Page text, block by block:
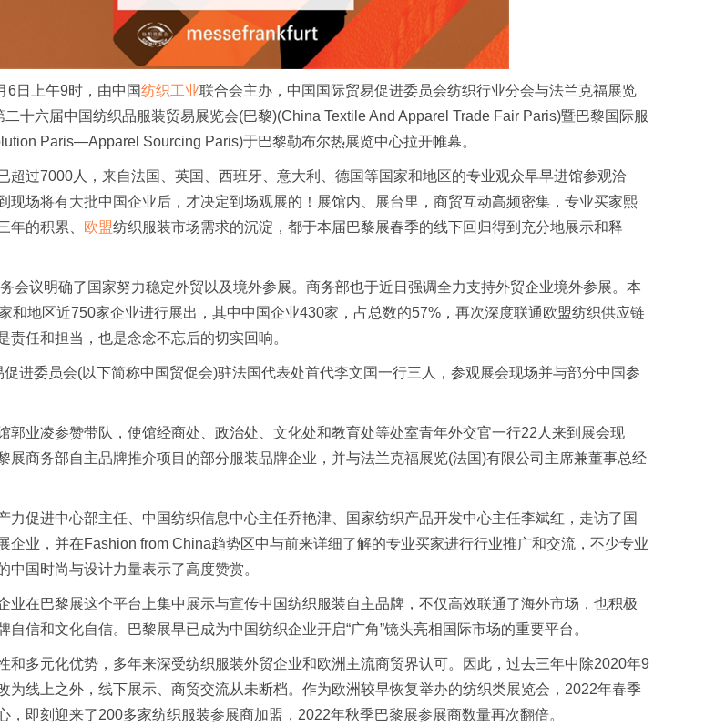
上午9时，由中国纺织工业联合会主办，中国国际贸易促进委员会纺织行业分会与法兰克福展览
十六届中国纺织品服装贸易展览会(巴黎)(China Textile And Apparel Trade Fair Paris)暨巴黎国际服
Paris—Apparel Sourcing Paris)于巴黎勒布尔热展览中心拉开帷幕。
过7000人，来自法国、英国、西班牙、意大利、德国等国家和地区的专业观众早早进馆参观洽
现场将有大批中国企业后，才决定到场观展的！展馆内、展台里，商贸互动高频密集，专业买家熙
年的积累、 欧盟纺织服装市场需求的沉淀，都于本届巴黎展春季的线下回归得到充分地展示和释
议明确了国家努力稳定外贸以及境外参展。商务部也于近日强调全力支持外贸企业境外参展。本
和地区近750家企业进行展出，其中中国企业430家，占总数的57%，再次深度联通欧盟纺织供应链
责任和担当，也是念念不忘后的切实回响。
委员会(以下简称中国贸促会)驻法国代表处首代李文国一行三人，参观展会现场并与部分中国参
业凌参赞带队，使馆经商处、政治处、文化处和教育处等处室青年外交官一行22人来到展会现
展商务部自主品牌推介项目的部分服装品牌企业，并与法兰克福展览(法国)有限公司主席兼董事总经
促进中心部主任、中国纺织信息中心主任乔艳津、国家纺织产品开发中心主任李斌红，走访了国
企业，并在Fashion from China趋势区中与前来详细了解的专业买家进行行业推广和交流，不少专业
中国时尚与设计力量表示了高度赞赏。
在巴黎展这个平台上集中展示与宣传中国纺织服装自主品牌，不仅高效联通了海外市场，也积极
自信和文化自信。巴黎展早已成为中国纺织企业开启“广角”镜头亮相国际市场的重要平台。
多元化优势，多年来深受纺织服装外贸企业和欧洲主流商贸界认可。因此，过去三年中除2020年9
为线上之外，线下展示、商贸交流从未断档。作为欧洲较早恢复举办的纺织类展览会，2022年春季
，即刻迎来了200多家纺织服装参展商加盟，2022年秋季巴黎展参展商数量再次翻倍。